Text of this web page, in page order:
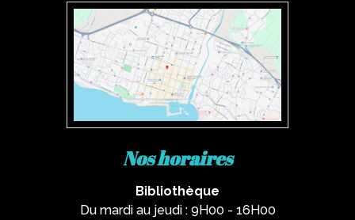
Nos horaires
Bibliothèque
Du mardi au jeudi : 9H00 - 16H00